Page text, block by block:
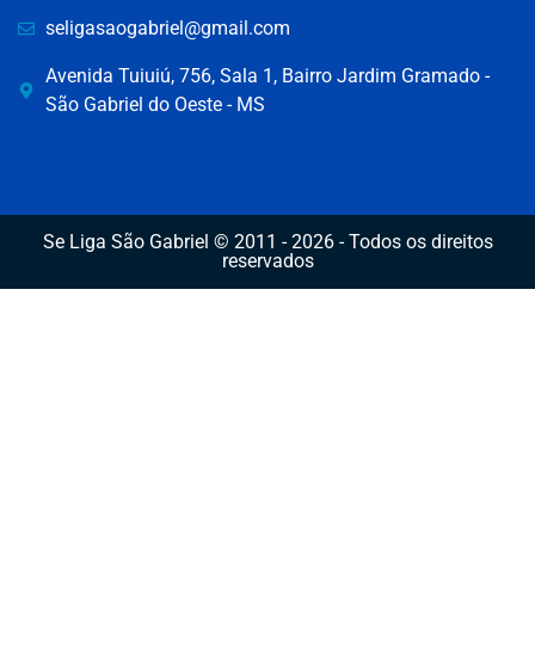
seligasaogabriel@gmail.com
Avenida Tuiuiú, 756, Sala 1, Bairro Jardim Gramado -
São Gabriel do Oeste - MS
Se Liga São Gabriel © 2011 - 2026 - Todos os direitos
reservados